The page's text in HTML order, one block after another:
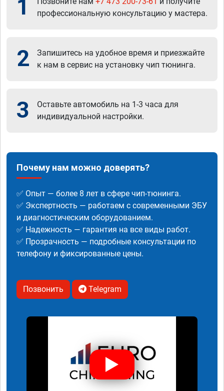
1
профессиональную консультацию у мастера.
2
Запишитесь на удобное время и приезжайте
к нам в сервис на установку чип тюнинга.
3
Оставьте автомобиль на 1-3 часа для
индивидуальной настройки.
Почему нам можно доверять?
✅ Опыт — более 8 лет в сфере чип-тюнинга.
✅ Экспертность — работаем с современными ЭБУ
и диагностическим оборудованием.
✅ Надежность — гарантия на все виды работ.
✅ Прозрачность — подробные консультации по
телефону и фиксированные цены.
Позвонить Telegram